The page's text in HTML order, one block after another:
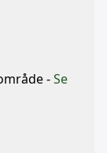
-Se